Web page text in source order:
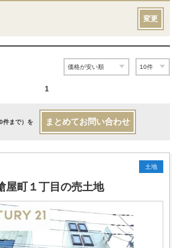
変更
1
件まで）を まとめてお問い合わせ
土地
屋町１丁目の売土地